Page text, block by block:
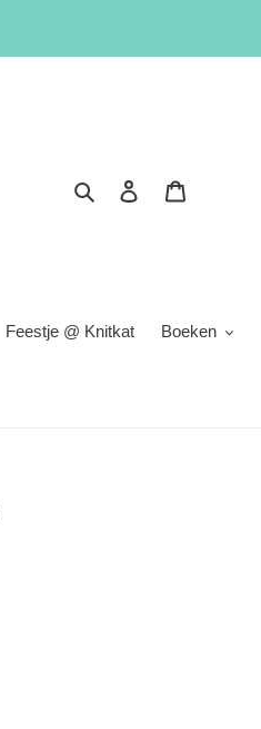
Zoeken Inloggen
Feestje @ Knitkat
Boeken